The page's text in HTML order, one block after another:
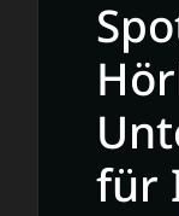
für